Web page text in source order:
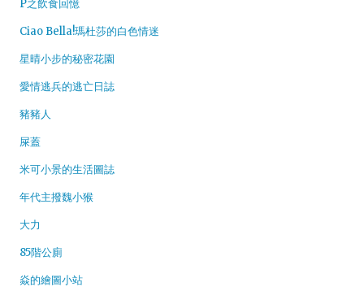
P之飲食回憶
Ciao Bella!瑪杜莎的白色情迷
星晴小步的秘密花園
愛情逃兵的逃亡日誌
豬豬人
屎蓋
米可小景的生活圖誌
年代主撥魏小猴
大力
85階公廁
焱的繪圖小站